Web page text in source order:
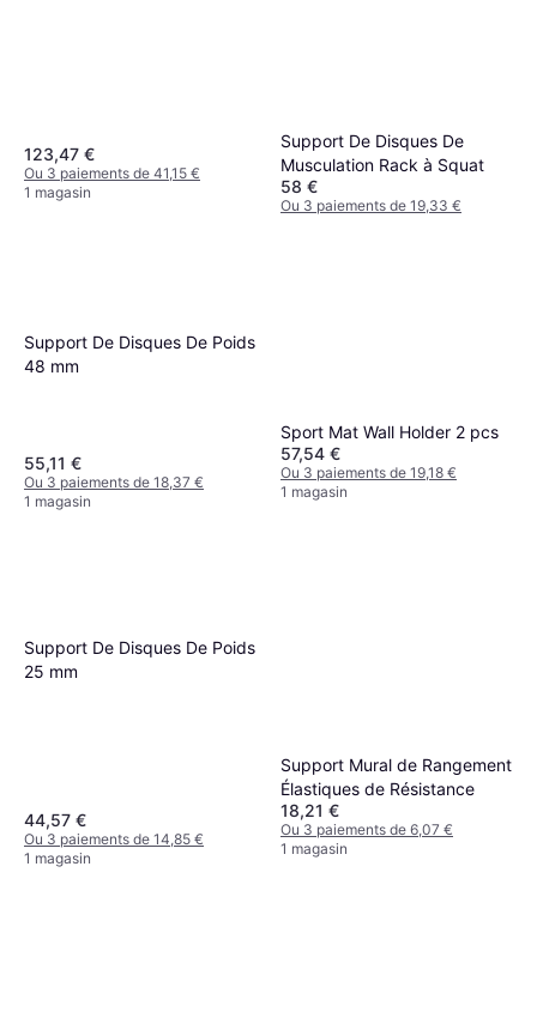
123,47 €
Ou 3 paiements de 41,15 €
1 magasin
Support De Disques De
Musculation Rack à Squat
58 €
Ou 3 paiements de 19,33 €
Support De Disques De Poids
48 mm
55,11 €
Ou 3 paiements de 18,37 €
1 magasin
Sport Mat Wall Holder 2 pcs
57,54 €
Ou 3 paiements de 19,18 €
1 magasin
Support De Disques De Poids
25 mm
44,57 €
Ou 3 paiements de 14,85 €
1 magasin
Support Mural de Rangement
Élastiques de Résistance
18,21 €
Ou 3 paiements de 6,07 €
1 magasin